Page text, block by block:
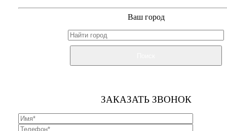
Ваш город
ЗАКАЗАТЬ ЗВОНОК